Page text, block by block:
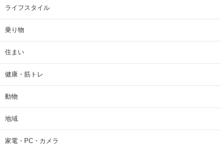
ライフスタイル
乗り物
住まい
健康・筋トレ
動物
地域
家電・PC・カメラ